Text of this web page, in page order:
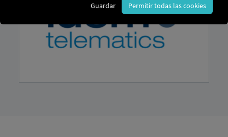
Guardar Permitir todas las cookies